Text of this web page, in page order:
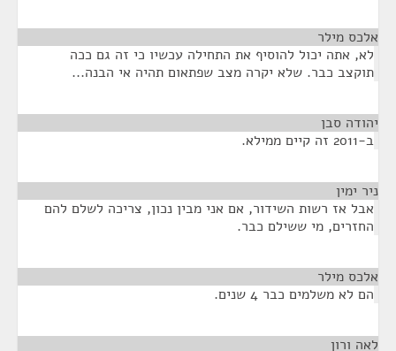
אלכס מילר
לא, אתה יכול להוסיף את התחילה עכשיו כי זה גם ככה
תוקצב כבר. שלא יקרה מצב שפתאום תהיה אי הבנה...
יהודה סבן
ב-2011 זה קיים ממילא.
ניר ימין
אבל אז רשות השידור, אם אני מבין נכון, צריכה לשלם להם
החזרים, מי ששילם כבר.
אלכס מילר
הם לא משלמים כבר 4 שנים.
לאה ורון